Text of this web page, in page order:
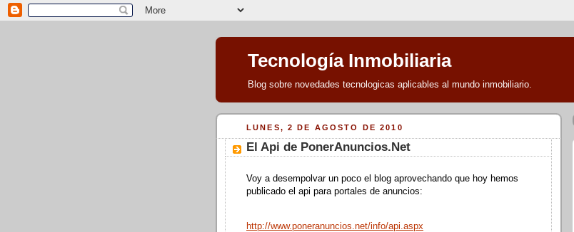
Tecnología Inmobiliaria
Blog sobre novedades tecnologicas aplicables al mundo inmobiliario.
LUNES, 2 DE AGOSTO DE 2010
El Api de PonerAnuncios.Net
Voy a desempolvar un poco el blog aprovechando que hoy hemos
publicado el api para portales de anuncios:
http://www.poneranuncios.net/info/api.aspx